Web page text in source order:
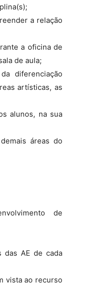
a relação
a oficina de
de aula;
diferenciação
artísticas, as
alunos, na sua
áreas do
de
das AE de cada
vista ao recurso